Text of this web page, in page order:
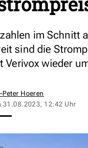
im Schnitt
sind die
Verivox wieder
Peter Hoeren
31.08.2023, 12:42 Uhr